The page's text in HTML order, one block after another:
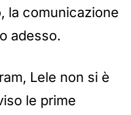
la comunicazione
adesso.
Lele non si è
le prime